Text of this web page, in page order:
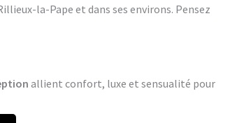
la-Pape et dans ses environs. Pensez
allient confort, luxe et sensualité pour